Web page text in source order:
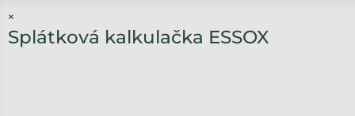
×
Splátková kalkulačka ESSOX